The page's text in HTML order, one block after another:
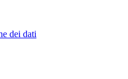
dei dati